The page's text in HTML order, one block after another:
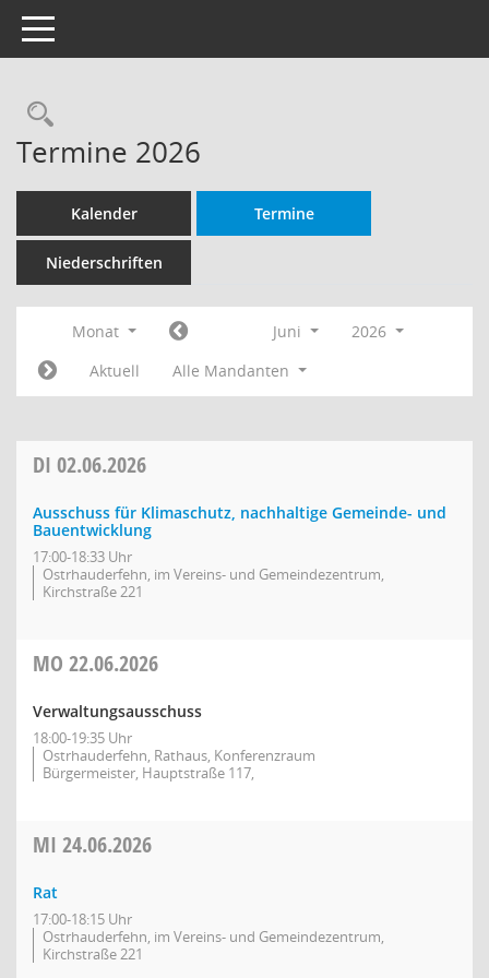
Toggle navigation
Rechercheauswahl
Termine 2026
Kalender Termine
Niederschriften
Monat Juni
2026
Aktuell
Alle Mandanten
DI 02.06.2026
Ausschuss für Klimaschutz, nachhaltige Gemeinde- und
Bauentwicklung
17:00-18:33 Uhr
Ostrhauderfehn, im Vereins- und Gemeindezentrum,
Kirchstraße 221
MO 22.06.2026
Verwaltungsausschuss
18:00-19:35 Uhr
Ostrhauderfehn, Rathaus, Konferenzraum
Bürgermeister, Hauptstraße 117,
MI 24.06.2026
Rat
17:00-18:15 Uhr
Ostrhauderfehn, im Vereins- und Gemeindezentrum,
Kirchstraße 221